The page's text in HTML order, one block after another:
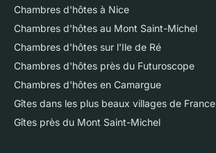
Chambres d'hôtes à Nice
Chambres d'hôtes au Mont Saint-Michel
Chambres d'hôtes sur l'Ile de Ré
Chambres d'hôtes près du Futuroscope
Chambres d'hôtes en Camargue
Gîtes dans les plus beaux villages de France
Gîtes près du Mont Saint-Michel